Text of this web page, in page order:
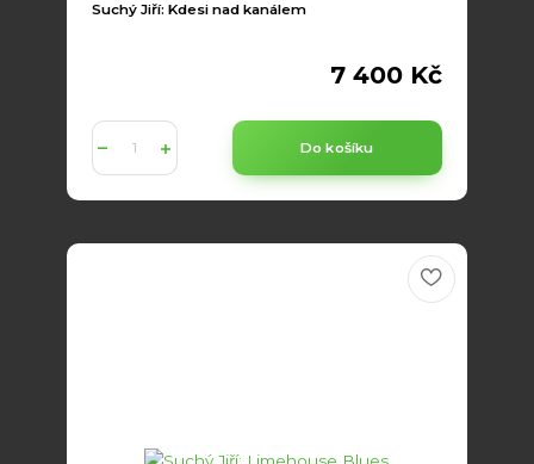
Suchý Jiří: Kdesi nad kanálem
7 400 Kč
Do košíku